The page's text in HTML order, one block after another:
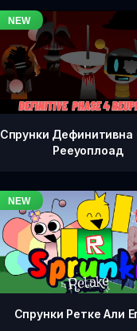
Спрунки Дефинитивна
Рееуоплоад
Спрунки Ретке Али